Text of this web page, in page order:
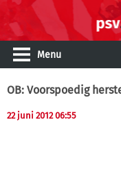
Menu
OB: Voorspoedig
22 juni 2012 06:55